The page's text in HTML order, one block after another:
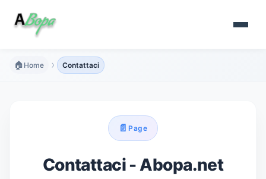
🏠 Home › Contattaci
📄Page
Contattaci - Abopa.net